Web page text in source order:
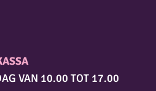
VAN 10.00 TOT 17.00